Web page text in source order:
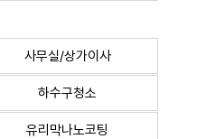
사무실/상가이사
하수구청소
유리막나노코팅